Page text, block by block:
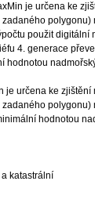
je určena ke
použit
4. generace
určena ke
hodnotou
katastrální